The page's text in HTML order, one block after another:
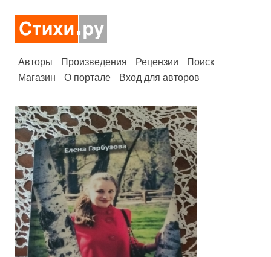
Авторы Произведения Рецензии
Поиск
Магазин
О портале Вход для авторов